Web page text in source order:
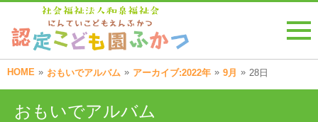
HOME » おもいでアルバム » アーカイブ:2022年 » 9月 » 28日
おもいでアルバム